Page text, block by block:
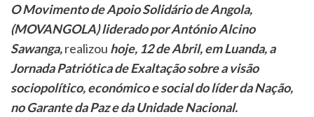
O Movimento de Apoio Solidário de Angola,
(MOVANGOLA) liderado por António Alcino
Sawanga,realizou hoje, 12 de Abril, em Luanda, a
Jornada Patriótica de Exaltação sobre a visão
sociopolítico, económico e social do líder da Nação,
no Garante da Paz e da Unidade Nacional.